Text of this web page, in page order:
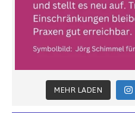
MEHR LADEN